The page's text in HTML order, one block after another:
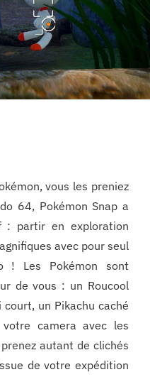
vous les preniez
64, Pokémon Snap a
: partir en exploration
avec pour seul
! Les Pokémon sont
de vous : un Roucool
un Pikachu caché
camera avec les
autant de clichés
de votre expédition